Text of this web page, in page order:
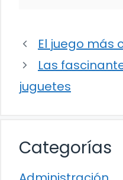
El juego más
Las
juguetes
Categorías